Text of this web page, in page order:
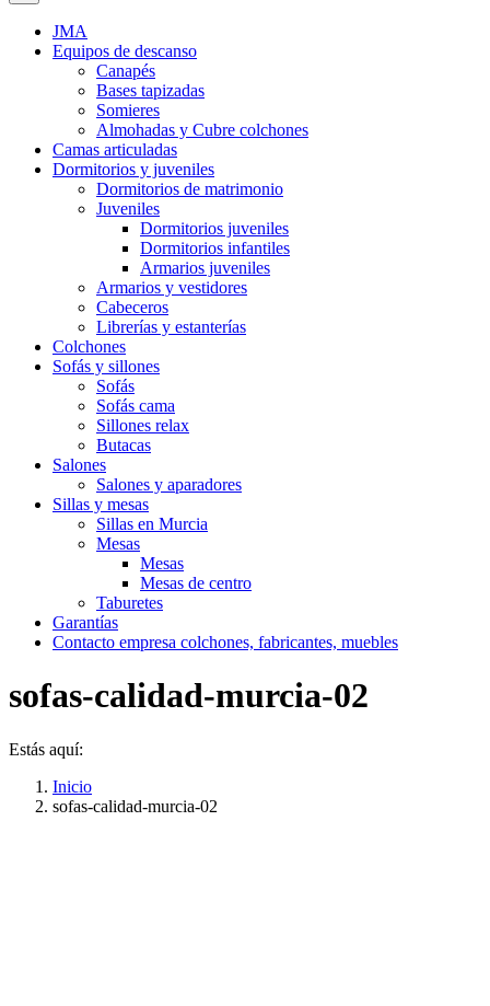
JMA
Equipos de descanso
Canapés
Bases tapizadas
Somieres
Almohadas y Cubre colchones
Camas articuladas
Dormitorios y juveniles
Dormitorios de matrimonio
Juveniles
Dormitorios juveniles
Dormitorios infantiles
Armarios juveniles
Armarios y vestidores
Cabeceros
Librerías y estanterías
Colchones
Sofás y sillones
Sofás
Sofás cama
Sillones relax
Butacas
Salones
Salones y aparadores
Sillas y mesas
Sillas en Murcia
Mesas
Mesas
Mesas de centro
Taburetes
Garantías
Contacto empresa colchones, fabricantes, muebles
sofas-calidad-murcia-02
Estás aquí:
Inicio
sofas-calidad-murcia-02